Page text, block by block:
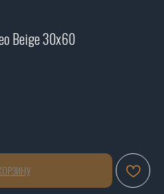
Beige 30х60